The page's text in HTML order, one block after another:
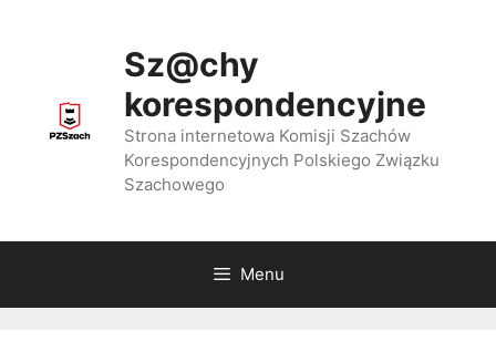
Sz@chy
korespondencyjne
Strona internetowa Komisji Szachów
Korespondencyjnych Polskiego Związku
Szachowego
Menu